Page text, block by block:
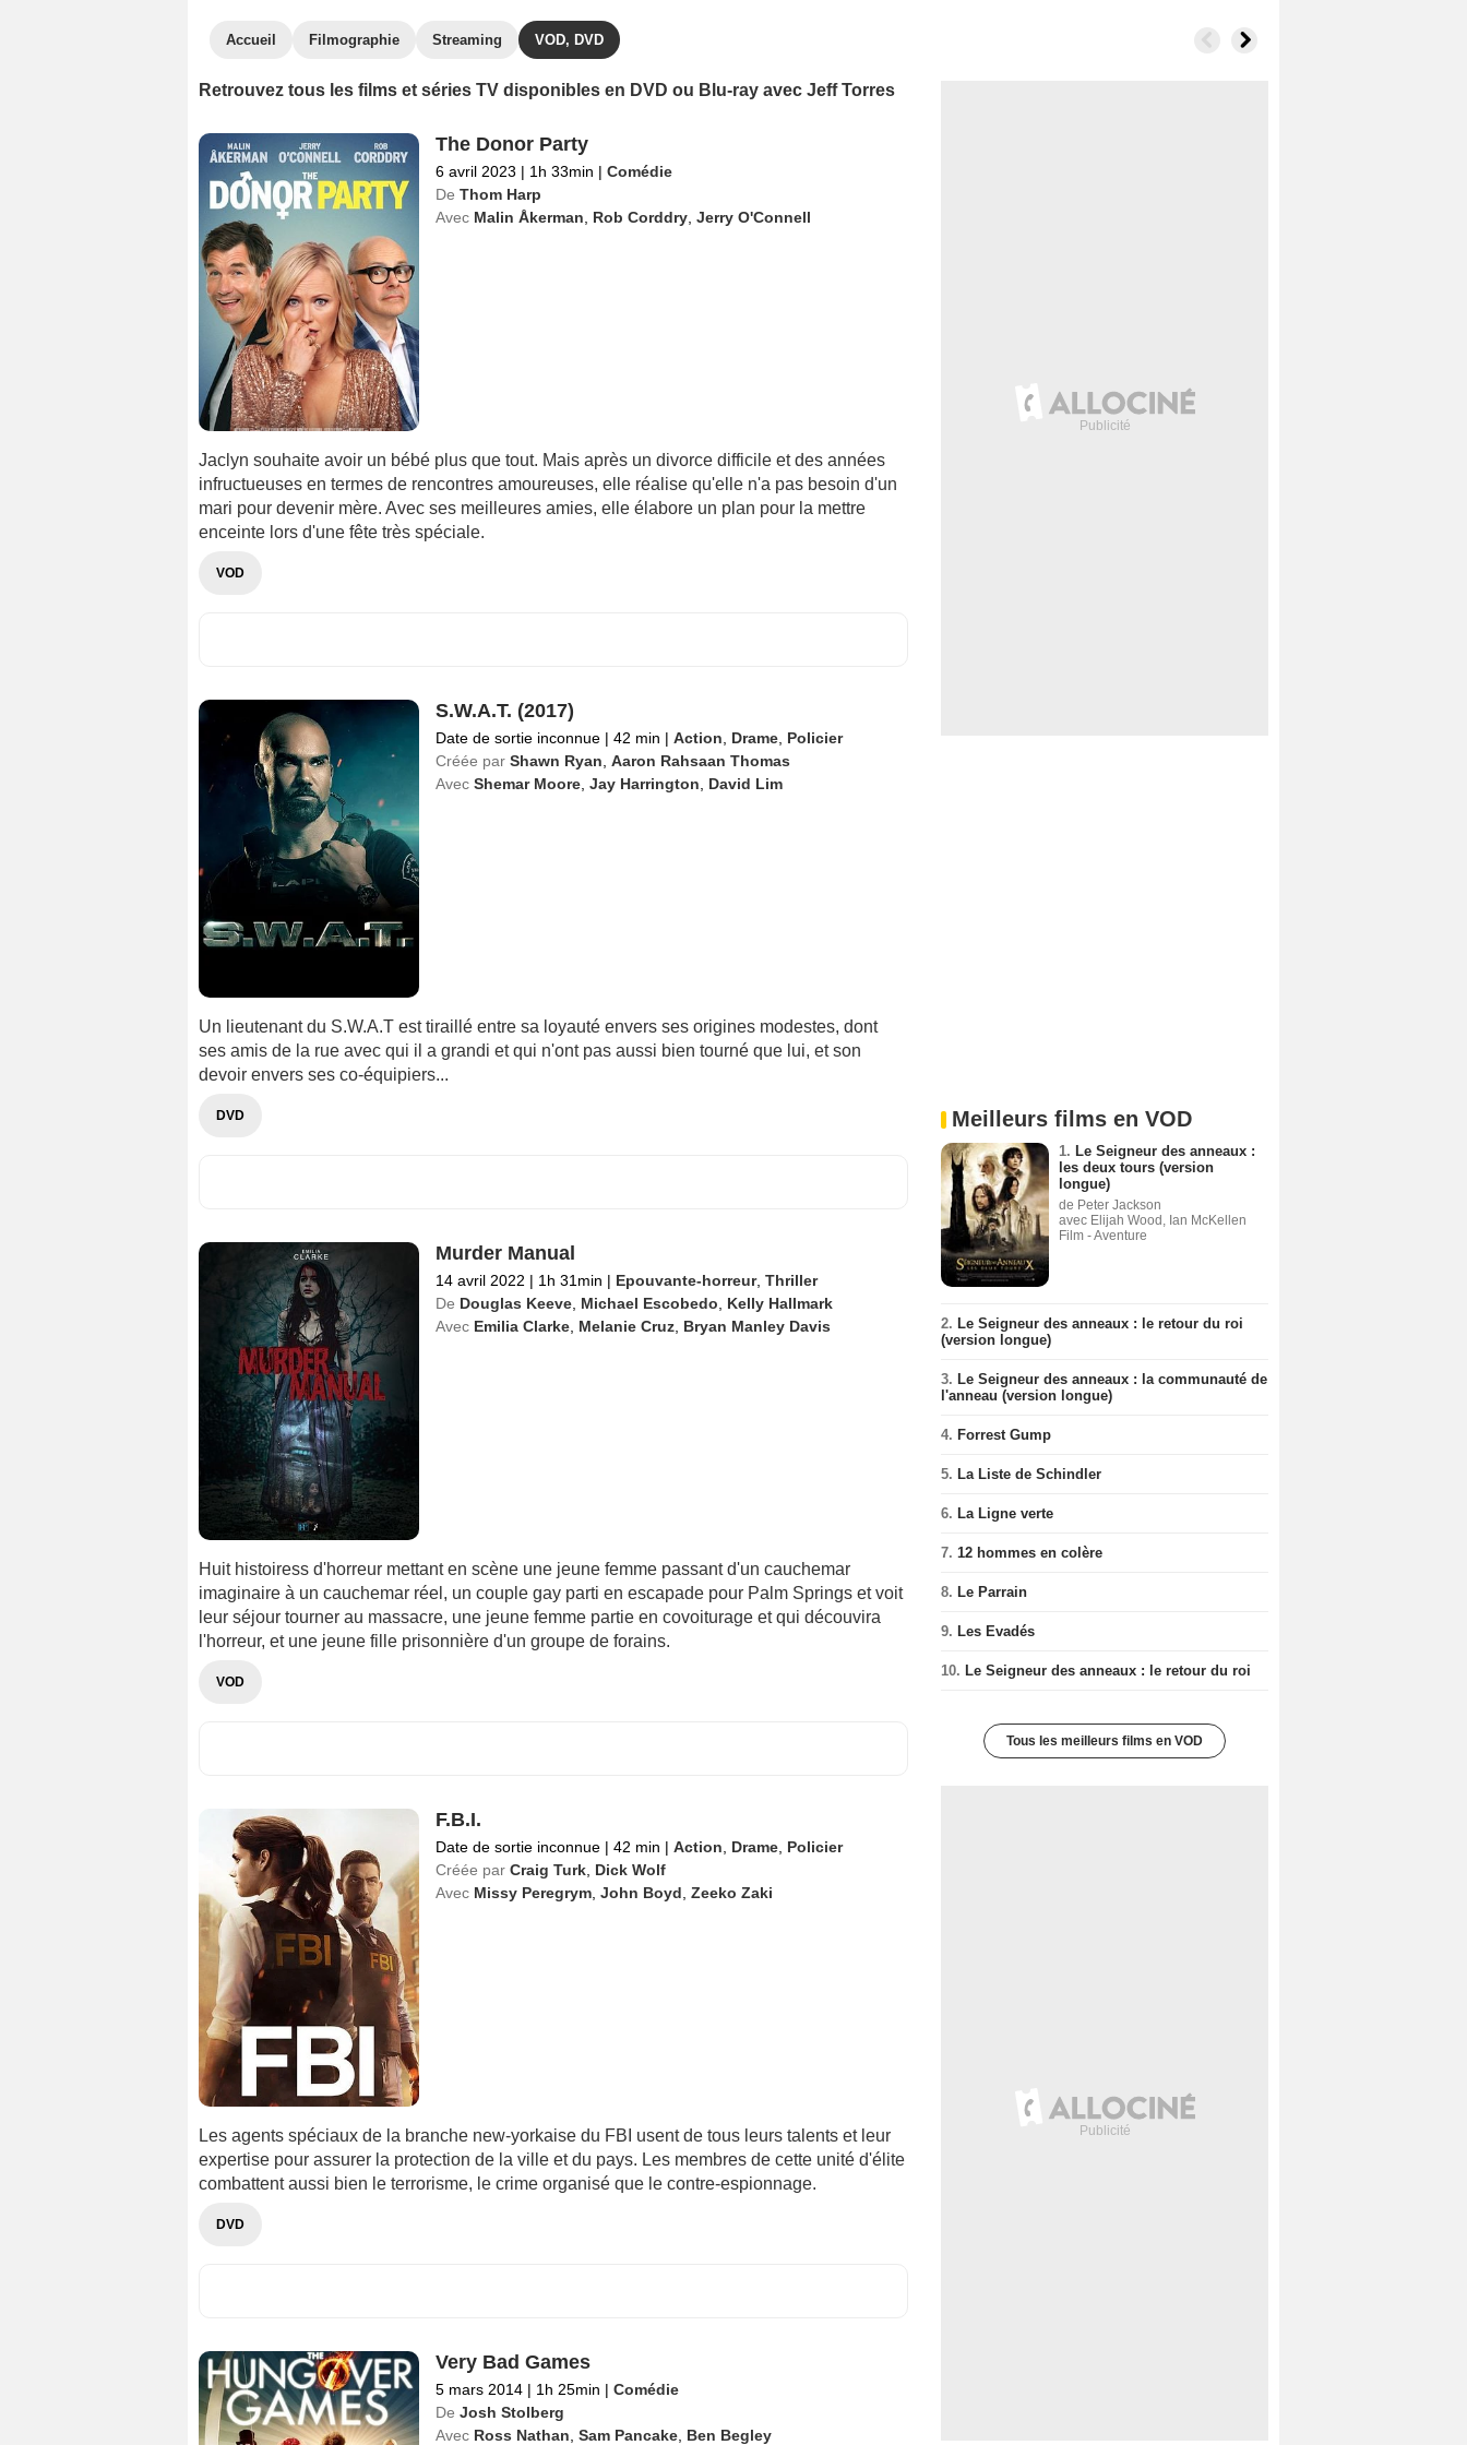
Accueil Filmographie Streaming VOD, DVD
Retrouvez tous les films et séries TV disponibles en DVD ou Blu-ray avec Jeff Torres
The Donor Party
6 avril 2023 | 1h 33min | Comédie
De Thom Harp
Avec Malin Åkerman Rob Corddry, Jerry O'Connell
Jaclyn souhaite avoir un bébé plus que tout. Mais après un divorce difficile et des années
infructueuses en termes de rencontres amoureuses, elle réalise qu'elle n'a pas besoin d'un
mari pour devenir mère. Avec ses meilleures amies, elle élabore un plan pour la mettre
enceinte lors d'une fête très spéciale.
VOD
S.W.A.T. (2017)
Date de sortie inconnue | 42 min | Action Drame, Policier
Créée par Shawn Ryan Aaron Rahsaan Thomas
Avec Shemar Moore, Jay Harrington David Lim
Un lieutenant du S.W.A.T est tiraillé entre sa loyauté envers ses origines modestes, dont
ses amis de la rue avec qui il a grandi et qui n'ont pas aussi bien tourné que lui, et son
devoir envers ses co-équipiers...
DVD
Murder Manual
14 avril 2022 | 1h 31min | Epouvante-horreur, Thriller
De Douglas Keeve, Michael Escobedo
Kelly Hallmark
Avec Emilia Clarke, Melanie Cruz, Bryan Manley Davis
Huit histoiress d'horreur mettant en scène une jeune femme passant d'un cauchemar
imaginaire à un cauchemar réel, un couple gay parti en escapade pour Palm Springs et voit
leur séjour tourner au massacre, une jeune femme partie en covoiturage et qui découvira
l'horreur, et une jeune fille prisonnière d'un groupe de forains.
VOD
F.B.I.
Date de sortie inconnue | 42 min | Action Drame, Policier
Créée par Craig Turk, Dick Wolf
Avec Missy Peregrym, John Boyd Zeeko Zaki
Les agents spéciaux de la branche new-yorkaise du FBI usent de tous leurs talents et leur
expertise pour assurer la protection de la ville et du pays. Les membres de cette unité d'élite
combattent aussi bien le terrorisme, le crime organisé que le contre-espionnage.
DVD
Very Bad Games
5 mars 2014 | 1h 25min | Comédie
De Josh Stolberg
Avec Ross Nathan Sam Pancake, Ben Begley
Meilleurs films en VOD
1. Le Seigneur des anneaux :
les deux tours (version
longue)
de Peter Jackson
avec Elijah Wood, Ian McKellen
Film - Aventure
2. Le Seigneur des anneaux : le retour du roi
(version longue)
3. Le Seigneur des anneaux : la communauté de
l'anneau (version longue)
4. Forrest Gump
5. La Liste de Schindler
6. La Ligne verte
7. 12 hommes en colère
8. Le Parrain
9. Les Evadés
10. Le Seigneur des anneaux : le retour du roi
Tous les meilleurs films en VOD